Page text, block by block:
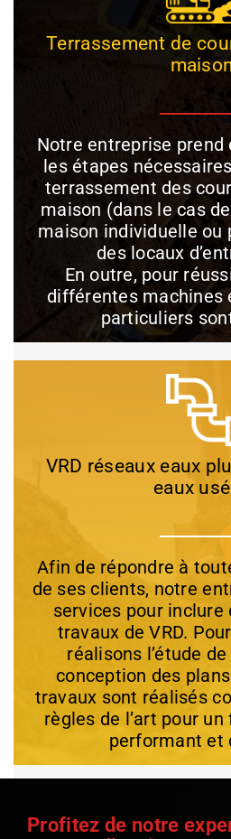
Terrassement de
Notre entreprise prend
les étapes
terrassement des
maison (dans le cas
maison individuelle ou
des locaux
En outre, pour
différentes machines
particuliers
VRD réseaux eaux
eaux
Afin de répondre à
de ses clients, notre
services pour inclure
travaux de VRD.
réalisons l’étude
conception des
travaux sont réalisés
règles de l’art pour
performant et
Profitez de notre